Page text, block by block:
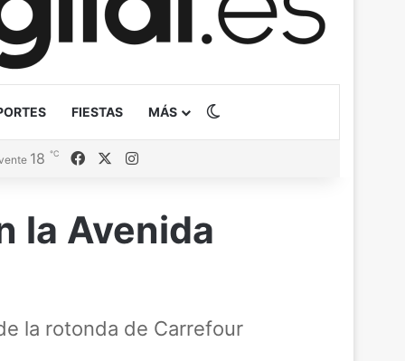
FIESTAS MÁS
18 ℃ FacebookInstagram
la Avenida
la rotonda de Carrefour